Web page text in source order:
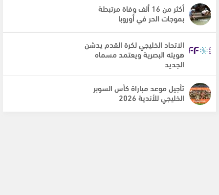
أكثر من 16 ألف وفاة مرتبطة
بموجات الحر في أوروبا
الاتحاد الخليجي لكرة القدم يدشن
هويته البصرية ويعتمد مسماه
الجديد
تأجيل موعد مباراة كأس السوبر
الخليجي للأندية 2026